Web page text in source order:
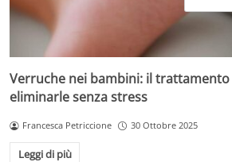
Verruche nei bambini: il
eliminarle senza stress
Francesca Petriccione 30 Ottobre 2025
Leggi di più